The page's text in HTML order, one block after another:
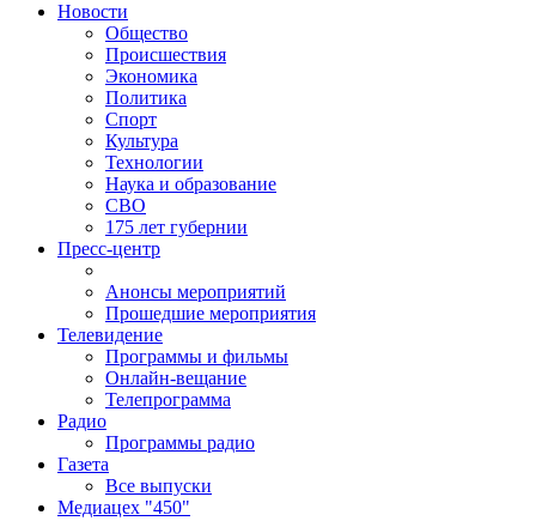
Новости
Общество
Происшествия
Экономика
Политика
Спорт
Культура
Технологии
Наука и образование
СВО
175 лет губернии
Пресс-центр
Анонсы мероприятий
Прошедшие мероприятия
Телевидение
Программы и фильмы
Онлайн-вещание
Телепрограмма
Радио
Программы радио
Газета
Все выпуски
Медиацех "450"